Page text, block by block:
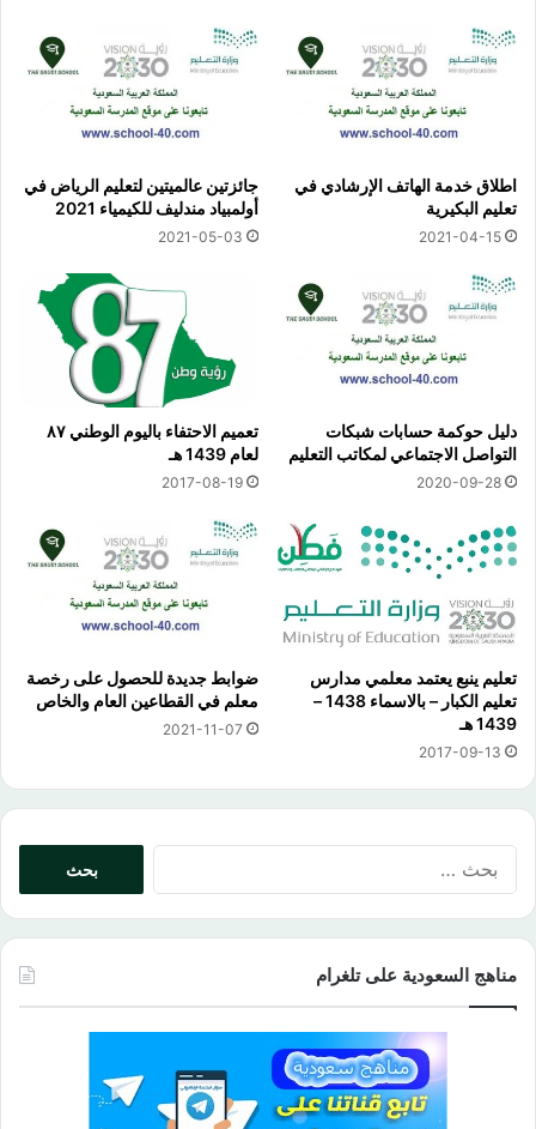
اطلاق خدمة الهاتف الإرشادي في
تعليم البكيرية
2021-04-15
جائزتين عالميتين لتعليم الرياض في
أولمبياد مندليف للكيمياء 2021
2021-05-03
دليل حوكمة حسابات شبكات
التواصل الاجتماعي لمكاتب التعليم
2020-09-28
تعميم الاحتفاء باليوم الوطني ٨٧
لعام 1439 هـ
2017-08-19
تعليم ينبع يعتمد معلمي مدارس
تعليم الكبار – بالاسماء 1438 –
1439 هـ
2017-09-13
ضوابط جديدة للحصول على رخصة
معلم في القطاعين العام والخاص
2021-11-07
مناهج السعودية على تلغرام